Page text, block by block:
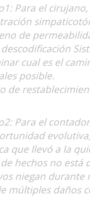
Para el
de
cual es el
posible.
de
Para el
que llevó a la
hechos no está
niegan durante
múltiples daños